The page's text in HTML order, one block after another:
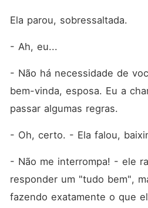
Ela parou, sobressaltada.
- Ah, eu...
- Não há necessidade de
bem-vinda, esposa. Eu a
passar algumas regras.
- Oh, certo. - Ela falou,
- Não me interrompa! - ele
responder um "tudo bem",
fazendo exatamente o que